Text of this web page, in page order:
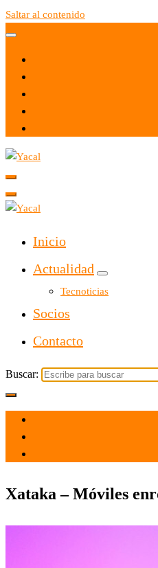
Saltar al contenido
Yacal micro hosting
Inicio
Actualidad
Tecnoticias
Socios
Contacto
Buscar:
Xataka – Móviles